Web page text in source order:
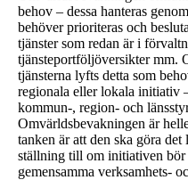
behov – dessa hanteras
behöver prioriteras och
tjänster som redan är i
tjänsteportföljöversikter mm.
tjänsterna lyfts detta som
regionala eller lokala initiativ
kommun-, region- och
Omvärldsbevakningen är
tanken är att den ska göra
ställning till om initiativen bör
gemensamma verksamhets-